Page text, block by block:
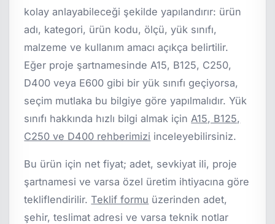
kolay anlayabileceği şekilde yapılandırır: ürün
adı, kategori, ürün kodu, ölçü, yük sınıfı,
malzeme ve kullanım amacı açıkça belirtilir.
Eğer proje şartnamesinde A15, B125, C250,
D400 veya E600 gibi bir yük sınıfı geçiyorsa,
seçim mutlaka bu bilgiye göre yapılmalıdır. Yük
sınıfı hakkında hızlı bilgi almak için A15, B125,
C250 ve D400 rehberimizi inceleyebilirsiniz.
Bu ürün için net fiyat; adet, sevkiyat ili, proje
şartnamesi ve varsa özel üretim ihtiyacına göre
tekliflendirilir.Teklif formu üzerinden adet,
şehir, teslimat adresi ve varsa teknik notlar